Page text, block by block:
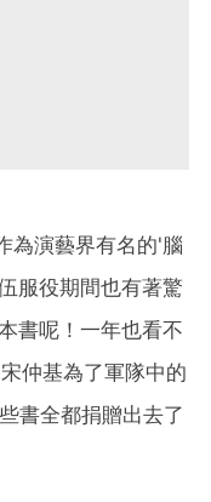
為演藝界有名的'腦
服役期間也有著驚
書呢！一年也看不
仲基為了軍隊中的
書全都捐贈出去了